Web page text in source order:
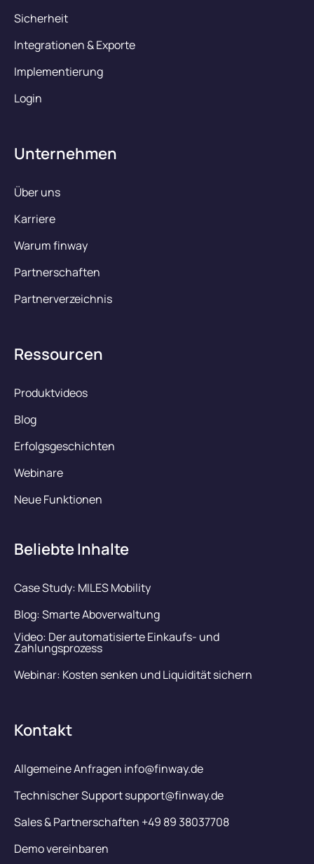
Sicherheit
Integrationen & Exporte
Implementierung
Login
Unternehmen
Über uns
Karriere
Warum finway
Partnerschaften
Partnerverzeichnis
Ressourcen
Produktvideos
Blog
Erfolgsgeschichten
Webinare
Neue Funktionen
Beliebte Inhalte
Case Study: MILES Mobility
Blog: Smarte Aboverwaltung
Video: Der automatisierte Einkaufs- und
Zahlungsprozess
Webinar: Kosten senken und Liquidität sichern
Kontakt
Allgemeine Anfragen info@finway.de
Technischer Support support@finway.de
Sales & Partnerschaften +49 89 38037708
Demo vereinbaren